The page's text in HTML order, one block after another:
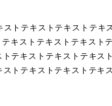
トテキストテキストテキ
キストテキストテキスト
テキストテキストテキス
トテキストテキストテキ